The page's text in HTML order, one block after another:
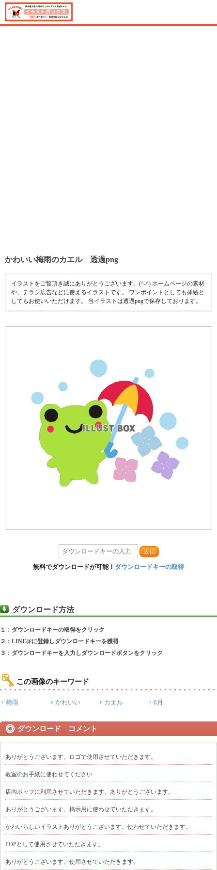
かわいい梅雨のカエル 透過png
イラストをご覧頂き誠にありがとうございます。(^-^) ホームページの素材
や、チラシ広告などに使えるイラストです。 ワンポイントとしても挿絵と
してもお使いいただけます。 当イラストは透過pngで保存しております。
送信
無料でダウンロードが可能！ ダウンロードキーの取得
ダウンロード方法
１：ダウンロードキーの取得をクリック
２：LINE@に登録しダウンロードキーを獲得
３：ダウンロードキーを入力しダウンロードボタンをクリック
この画像のキーワード
梅雨 かわいい カエル 6月
ダウンロード コメント
ありがとうございます。ロゴで使用させていただきます。
教室のお手紙に使わせてください
店内ポップに利用させていただきます。ありがとうございます。
ありがとうございます。掲示用に使わせていただきます。
かわいらしいイラストありがとうございます。使わせていただきます。
POPとして使用させていただきます。
ありがとうございます。使用させていただきます。